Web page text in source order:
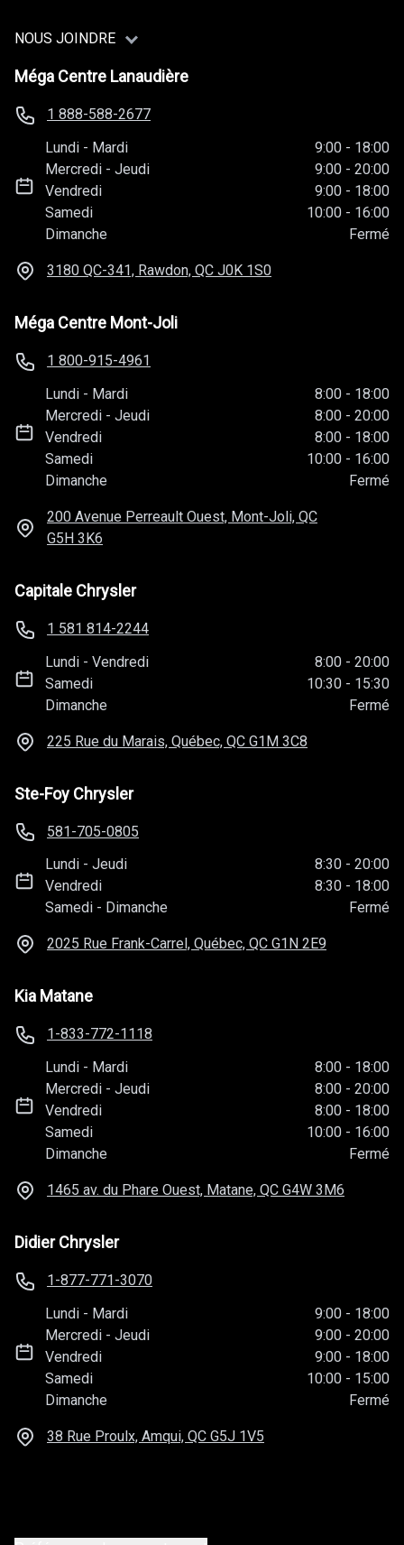
NOUS JOINDRE
Méga Centre Lanaudière
1 888-588-2677
Lundi - Mardi 9:00 - 18:00
Mercredi -Jeudi 9:00 - 20:00
Vendredi
9:00 - 18:00
Samedi
10:00 - 16:00
Dimanche
Fermé
3180 QC-341, Rawdon, QC J0K 1S0
Méga Centre Mont-Joli
1 800-915-4961
Lundi - Mardi 8:00 - 18:00
Mercredi -Jeudi 8:00 - 20:00
Vendredi
8:00 - 18:00
Samedi
10:00 - 16:00
Dimanche
Fermé
200 Avenue Perreault Ouest, Mont-Joli, QC
G5H 3K6
Capitale Chrysler
1 581 814-2244
Lundi -Vendredi 8:00 - 20:00
Samedi
10:30 - 15:30
Dimanche
Fermé
225 Rue du Marais, Québec, QC G1M 3C8
Ste-Foy Chrysler
581-705-0805
Lundi -Jeudi 8:30 - 20:00
Vendredi
8:30 - 18:00
Samedi - Dimanche Fermé
2025 Rue Frank-Carrel, Québec, QC G1N 2E9
Kia Matane
1-833-772-1118
Lundi - Mardi 8:00 - 18:00
Mercredi -Jeudi 8:00 - 20:00
Vendredi
8:00 - 18:00
Samedi
10:00 - 16:00
Dimanche
Fermé
1465 av. du Phare Ouest, Matane, QC G4W 3M6
Didier Chrysler
1-877-771-3070
Lundi - Mardi 9:00 - 18:00
Mercredi -Jeudi 9:00 - 20:00
Vendredi
9:00 - 18:00
Samedi
10:00 - 15:00
Dimanche
Fermé
38 Rue Proulx, Amqui, QC G5J 1V5